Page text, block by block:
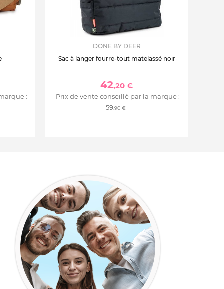
:
DONE BY DEER
Sac à langer fourre-tout matelassé noir
42,20 €
Prix de vente conseillé par la marque :
59,90 €